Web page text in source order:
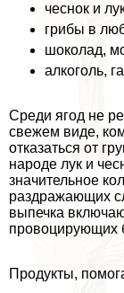
чеснок и
грибы в
шоколад,
алкоголь,
Среди ягод не
свежем виде,
отказаться от
народе лук и
значительное
раздражающих
выпечка
провоцирующих
Продукты,